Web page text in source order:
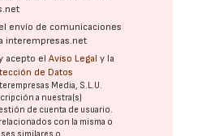
envío de comunicaciones
interempresas.net
acepto elAviso Legal y la
de Datos
Media, S.L.U.
a nuestra(s)
de cuenta de usuario.
con la misma o
similares o